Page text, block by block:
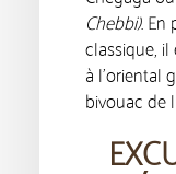
Chebbi). En
classique, il
à l’oriental
bivouac de